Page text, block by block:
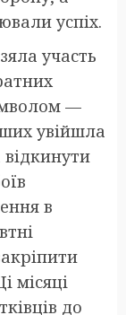
успіх.
участь
—
увійшла
в
місяці
до